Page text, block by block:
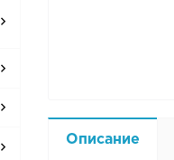
Описание